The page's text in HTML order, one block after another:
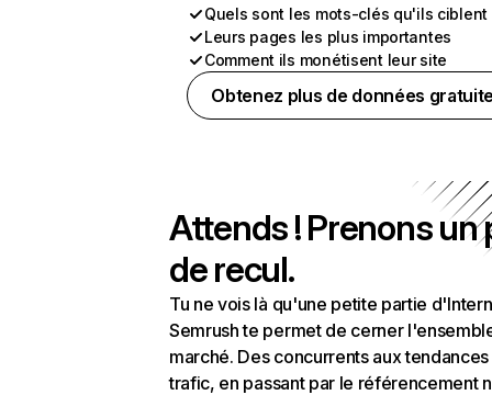
Quels sont les mots-clés qu'ils ciblent
Leurs pages les plus importantes
Comment ils monétisent leur site
Obtenez plus de données
Attends ! Prenons un
de recul.
Tu ne vois là qu'une petite partie
Semrush te permet de cerner
marché. Des concurrents aux
trafic, en passant par le référencement